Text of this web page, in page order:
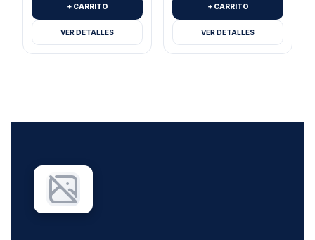
+ CARRITO
VER DETALLES
+ CARRITO
VER DETALLES